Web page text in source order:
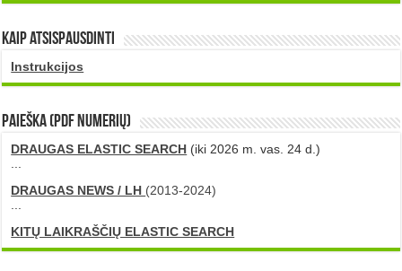
Kaip atsispausdinti
Instrukcijos
PAIEŠKA (PDF numerių)
DRAUGAS ELASTIC SEARCH (iki 2026 m. vas. 24 d.)
DRAUGAS NEWS / LH (2013-2024)
KITŲ LAIKRAŠČIŲ ELASTIC SEARCH